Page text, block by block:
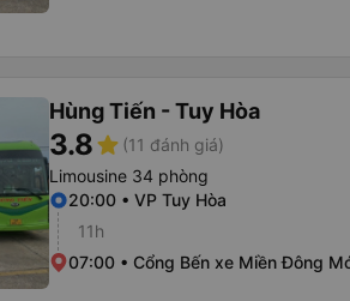
Hùng Tiến - Tuy Hòa
3.8star (11 đánh giá)
Limousine 34 phòng
20:00 • VP Tuy Hòa
11h
07:00 • Cổng Bến xe Miền Đông